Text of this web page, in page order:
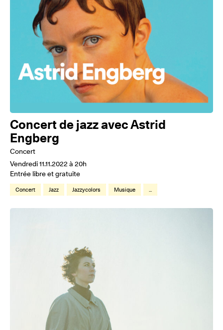
Concert de jazz avec Astrid
Engberg
Concert
Vendredi 11.11.2022 à 20h
Entrée libre et gratuite
Concert Jazz Jazzycolors Musique ...